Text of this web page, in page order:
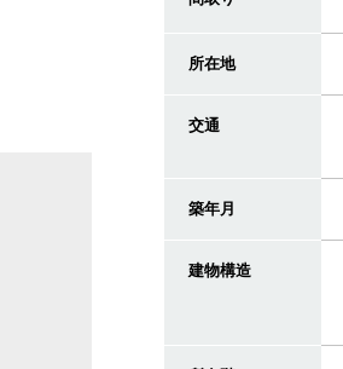
所在地
交通
築年月
建物構造